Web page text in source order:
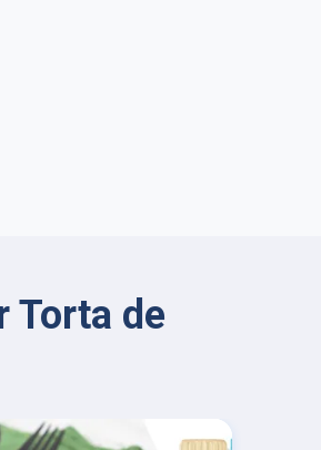
Torta de